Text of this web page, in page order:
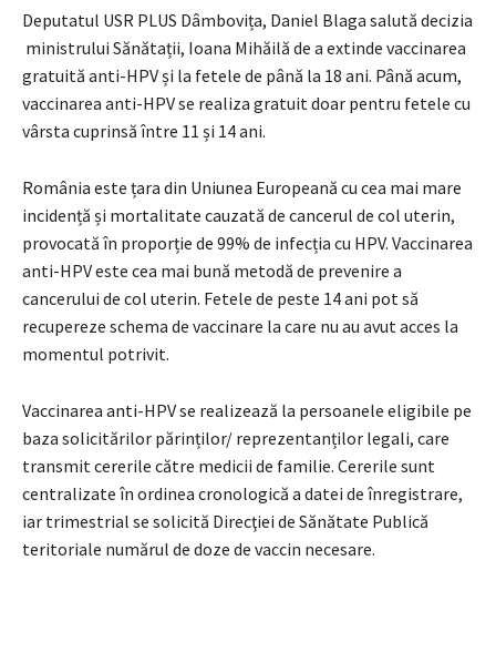
Deputatul USR PLUS Dâmbovița, Daniel Blaga salută decizia
ministrului Sănătații, Ioana Mihăilă de a extinde vaccinarea
gratuită anti-HPV și la fetele de până la 18 ani. Până acum,
vaccinarea anti-HPV se realiza gratuit doar pentru fetele cu
vârsta cuprinsă între 11 și 14 ani.
România este țara din Uniunea Europeană cu cea mai mare
incidență și mortalitate cauzată de cancerul de col uterin,
provocată în proporție de 99% de infecția cu HPV. Vaccinarea
anti-HPV este cea mai bună metodă de prevenire a
cancerului de col uterin. Fetele de peste 14 ani pot să
recupereze schema de vaccinare la care nu au avut acces la
momentul potrivit.
Vaccinarea anti-HPV se realizează la persoanele eligibile pe
baza solicitărilor părinților/ reprezentanților legali, care
transmit cererile către medicii de familie. Cererile sunt
centralizate în ordinea cronologică a datei de înregistrare,
iar trimestrial se solicită Direcţiei de Sănătate Publică
teritoriale numărul de doze de vaccin necesare.